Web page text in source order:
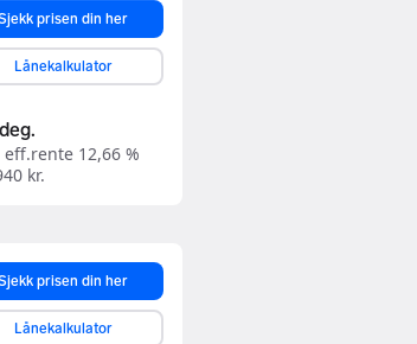
prisen din her
Lånekalkulator
12,66 %
kr.
prisen din her
Lånekalkulator